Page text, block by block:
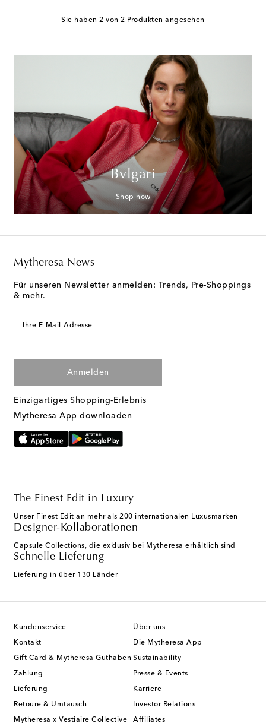
Sie haben 2 von 2 Produkten angesehen
Bvlgari
Shop now
Mytheresa News
Für unseren Newsletter anmelden: Trends, Pre-Shoppings
& mehr.
Ihre E-Mail-Adresse
Anmelden
Einzigartiges Shopping-Erlebnis
Mytheresa App downloaden
The Finest Edit in Luxury
Unser Finest Edit an mehr als 200 internationalen Luxusmarken
Designer-Kollaborationen
Capsule Collections, die exklusiv bei Mytheresa erhältlich sind
Schnelle Lieferung
Lieferung in über 130 Länder
Kundenservice
Kontakt
Gift Card & Mytheresa Guthaben
Zahlung
Lieferung
Retoure & Umtausch
Mytheresa x Vestiaire Collective
Über uns
Die Mytheresa App
Sustainability
Presse & Events
Karriere
Investor Relations
Affiliates